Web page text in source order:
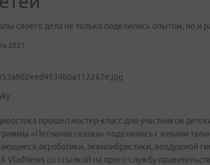
своего дела не только поделились опытом, но и
2021
прошел мастер-класс для участников
«Песчаная сказка» поделились с юными
акробатики, эквилибристики, воздушной
VladNews со ссылкой на пресс-службу